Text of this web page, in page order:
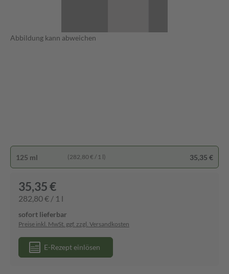
Abbildung kann abweichen
125 ml (282,80 € / 1 l) 35,35 €
35,35 €
282,80 € / 1 l
sofort lieferbar
Preise inkl. MwSt. ggf. zzgl. Versandkosten
E-Rezept einlösen